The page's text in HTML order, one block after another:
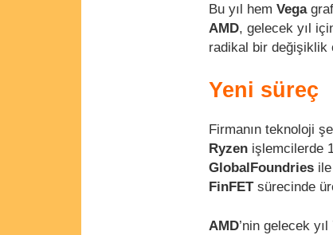
Bu yıl hem Vega
AMD, gelecek yıl
radikal bir değişiklik
Yeni süreç
Firmanın teknoloji
Ryzen işlemcilerde
GlobalFoundries
FinFET sürecinde
AMD’nin gelecek